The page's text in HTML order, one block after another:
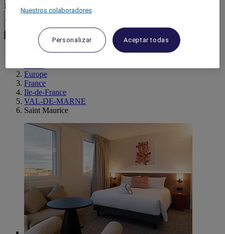
Moneda
Confirmar mi moneda
Europe
France
Ile-de-France
VAL-DE-MARNE
Saint Maurice
Nuestros colaboradores
Personalizar Aceptar todas